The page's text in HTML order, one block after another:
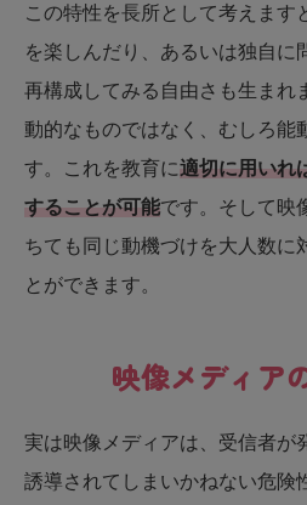
この特性を長所として考えます
を楽しんだり、あるいは独自に
再構成してみる自由さも生まれ
動的なものではなく、むしろ能
す。これを教育に適切に用いれ
することが可能です。そして映
ちても同じ動機づけを大人数に
とができます。
映像メディア
実は映像メディアは、受信者が
誘導されてしまいかねない危険